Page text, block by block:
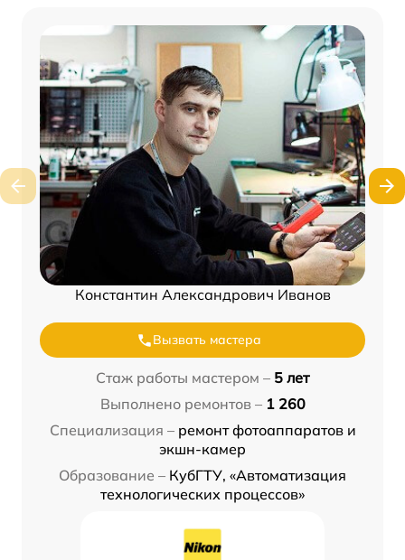
Константин Александрович Иванов
Вызвать мастера
Стаж работы мастером – 5 лет
Выполнено ремонтов – 1 260
Специализация – ремонт фотоаппаратов и
экшн-камер
Образование – КубГТУ, «Автоматизация
технологических процессов»